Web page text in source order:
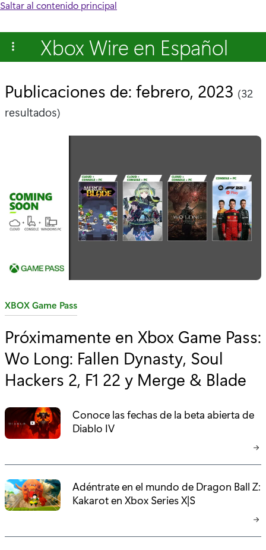
Saltar al contenido principal
Xbox Wire en Español
Publicaciones de: febrero, 2023 (32
resultados)
C
t
e
g
o
a
XBOX Game Pass
Próximamente en Xbox Game Pass:
Wo Long: Fallen Dynasty, Soul
Hackers 2, F1 22 y Merge & Blade
Conoce las fechas de la beta abierta de
Diablo IV
Adéntrate en el mundo de Dragon Ball Z:
Kakarot en Xbox Series X|S